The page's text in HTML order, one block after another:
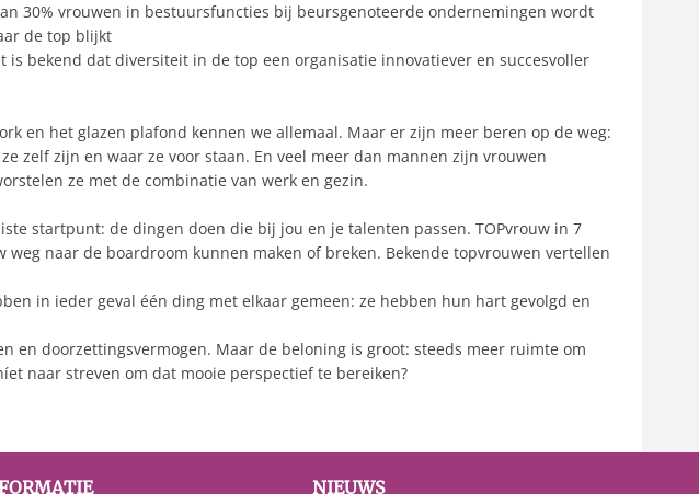
30% vrouwen in bestuursfuncties bij beursgenoteerde ondernemingen wordt
de top blijkt
bekend dat diversiteit in de top een organisatie innovatiever en succesvoller
en het glazen plafond kennen we allemaal. Maar er zijn meer beren op de weg:
zelf zijn en waar ze voor staan. En veel meer dan mannen zijn vrouwen
ze met de combinatie van werk en gezin.
startpunt: de dingen doen die bij jou en je talenten passen. TOPvrouw in 7
naar de boardroom kunnen maken of breken. Bekende topvrouwen vertellen
in ieder geval één ding met elkaar gemeen: ze hebben hun hart gevolgd en
en doorzettingsvermogen. Maar de beloning is groot: steeds meer ruimte om
naar streven om dat mooie perspectief te bereiken?
NIEUWS